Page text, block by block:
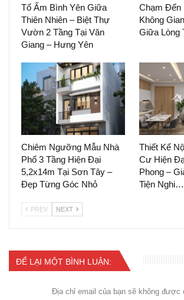
Tổ Ấm Bình Yên Giữa
Thiên Nhiên – Biệt Thự
Vườn 2 Tầng Tại Văn
Giang – Hưng Yên
Chạm Đến
Không
Giữa Lòng
Chiêm Ngưỡng Mẫu Nhà
Phố 3 Tầng Hiện Đại
5,2x14m Tại Sơn Tây –
Đẹp Từng Góc Nhỏ
Thiết Kế
Cư Hiện
Phong –
Tiện Nghi…
PREV NEXT
ĐỂ LẠI MỘT BÌNH LUẬN:
Địa chỉ email của bạn sẽ không được